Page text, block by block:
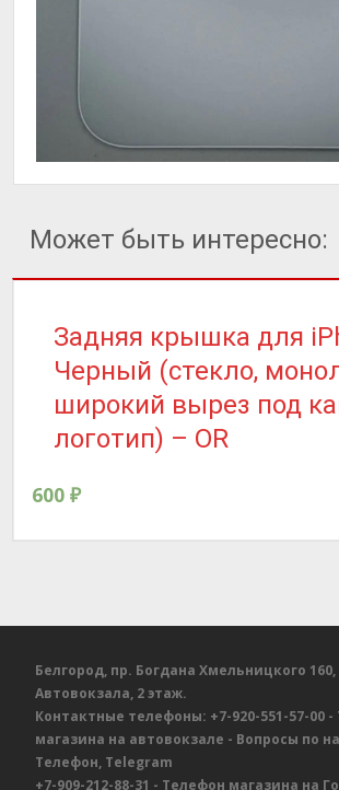
Может быть интересно:
Задняя крышка для
Черный (стекло,
широкий вырез под
логотип) – OR
600 ₽
Белгород, пр. Богдана Хмельницкого
Автовокзала, 2 этаж.
Контактные телефоны: +7-920-551-57-00 -
магазина на автовокзале - Вопросы по
Телефон, Telegram
+7-909-212-88-31 - Телефон магазина на